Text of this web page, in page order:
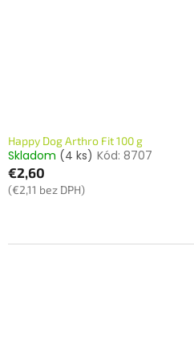
Happy Dog Arthro Fit 100 g
Skladom (4 ks) Kód: 8707
€2,60
(€2,11 bez DPH)